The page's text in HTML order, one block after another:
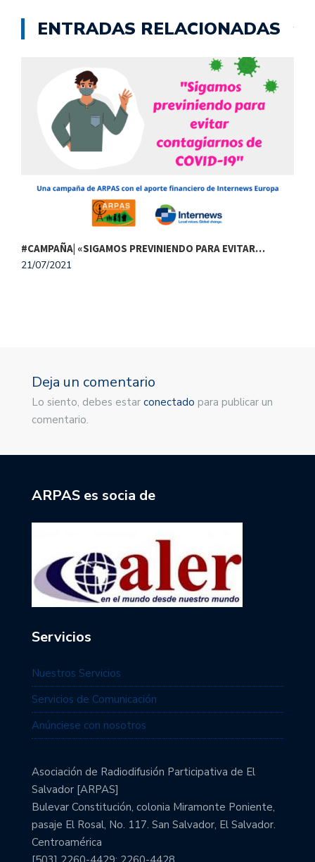
ENTRADAS RELACIONADAS
#CAMPAÑA| «SIGAMOS PREVINIENDO PARA EVITAR…
21/07/2021
Deja un comentario
Lo siento, debes estar conectado para publicar un
comentario.
ARPAS es socia de
Servicios
Nuestros Servicios
Servicios de Comunicación
Anúnciese con nosotros
Asociación de Radiodifusión Participativa de El
Salvador [ARPAS]
Bulevar Constitución, colonia Miramonte Poniente,
pasaje El Rosal, No. 117. San Salvador, El Salvador.
Centroamérica